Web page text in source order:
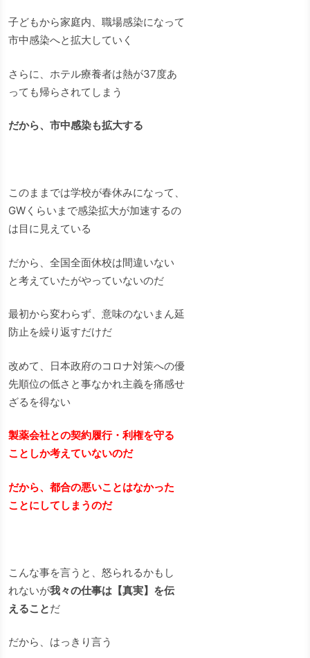
子どもから家庭内、職場感染になって
市中感染へと拡大していく
さらに、ホテル療養者は熱が37度あ
っても帰らされてしまう
だから、市中感染も拡大する
このままでは学校が春休みになって、
GWくらいまで感染拡大が加速するの
は目に見えている
だから、全国全面休校は間違いない
と考えていたがやっていないのだ
最初から変わらず、意味のないまん延
防止を繰り返すだけだ
改めて、日本政府のコロナ対策への優
先順位の低さと事なかれ主義を痛感せ
ざるを得ない
製薬会社との契約履行・利権を守る
ことしか考えていないのだ
だから、都合の悪いことはなかった
ことにしてしまうのだ
こんな事を言うと、怒られるかもし
れないが我々の仕事は【真実】を伝
えることだ
だから、はっきり言う